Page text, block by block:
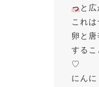
っと広
これは
卵と唐
するこ
♡
にん